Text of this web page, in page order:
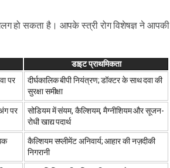
हो सकता है। आपके स्त्री रोग विशेषज्ञ ने आपकी
डाइट प्राथमिकता
पर
दीर्घकालिक बीपी नियंत्रण; डॉक्टर के साथ दवा की
सुरक्षा समीक्षा
पर
सोडियम में संयम, कैल्शियम, मैग्नीशियम और सूजन-
रोधी खाद्य पदार्थ
कैल्शियम सप्लीमेंट अनिवार्य; आहार की नज़दीकी
निगरानी